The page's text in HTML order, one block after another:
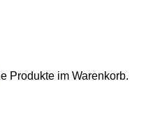
Produkte im Warenkorb.